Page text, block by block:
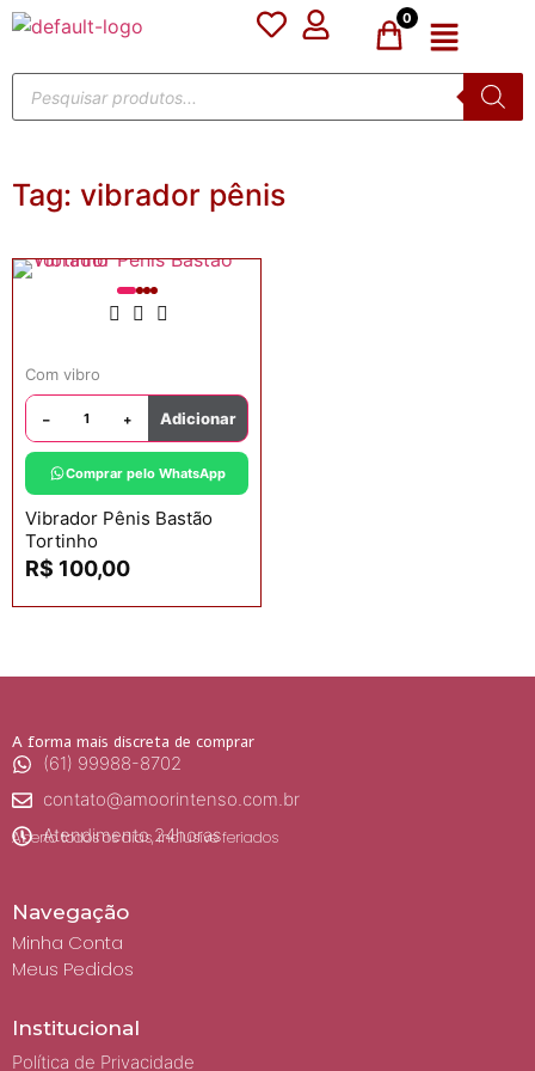
0
Tag: vibrador pênis
Com vibro
Vibrador Pênis Bastão
Tortinho
R$ 100,00
− + Adicionar
Comprar pelo WhatsApp
A forma mais discreta de comprar
(61) 99988-8702
contato@amoorintenso.com.br
Atendimento 24horas
Aberto todos os dias, inclusive feriados
Navegação
Minha Conta
Meus Pedidos
Institucional
Política de Privacidade